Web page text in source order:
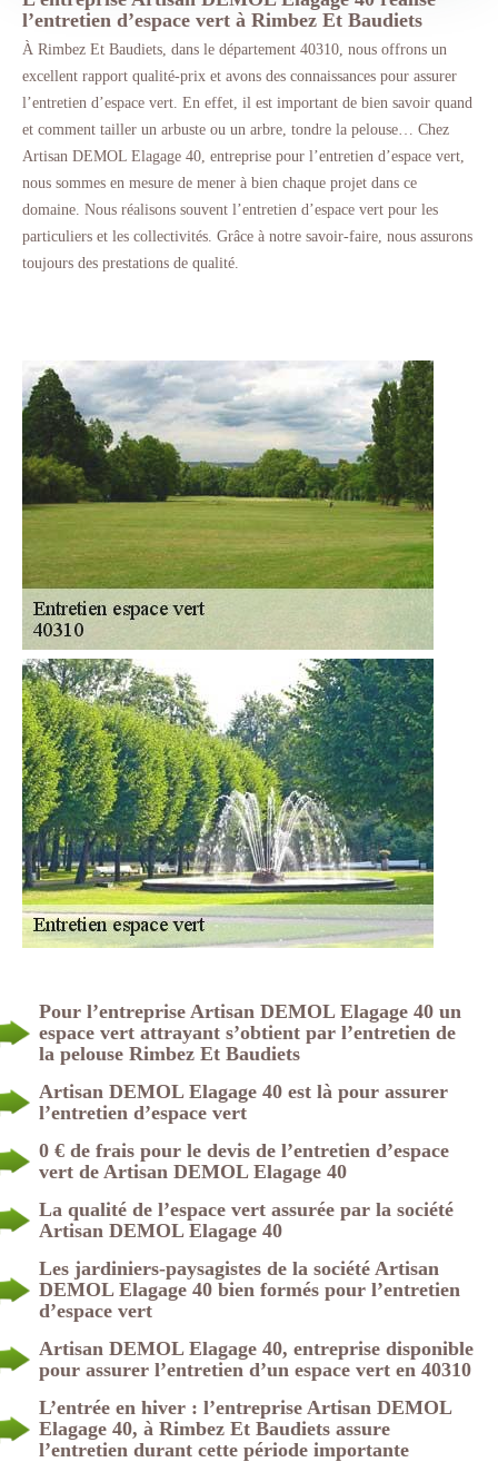
l’entretien d’espace vert à Rimbez Et Baudiets
À Rimbez Et Baudiets, dans le département 40310, nous offrons un
excellent rapport qualité-prix et avons des connaissances pour assurer
l’entretien d’espace vert. En effet, il est important de bien savoir quand
et comment tailler un arbuste ou un arbre, tondre la pelouse… Chez
Artisan DEMOL Elagage 40, entreprise pour l’entretien d’espace vert,
nous sommes en mesure de mener à bien chaque projet dans ce
domaine. Nous réalisons souvent l’entretien d’espace vert pour les
particuliers et les collectivités. Grâce à notre savoir-faire, nous assurons
toujours des prestations de qualité.
Pour l’entreprise Artisan DEMOL Elagage 40 un
espace vert attrayant s’obtient par l’entretien de
la pelouse Rimbez Et Baudiets
Artisan DEMOL Elagage 40 est là pour assurer
l’entretien d’espace vert
0 € de frais pour le devis de l’entretien d’espace
vert de Artisan DEMOL Elagage 40
La qualité de l’espace vert assurée par la société
Artisan DEMOL Elagage 40
Les jardiniers-paysagistes de la société Artisan
DEMOL Elagage 40 bien formés pour l’entretien
d’espace vert
Artisan DEMOL Elagage 40, entreprise disponible
pour assurer l’entretien d’un espace vert en 40310
L’entrée en hiver : l’entreprise Artisan DEMOL
Elagage 40, à Rimbez Et Baudiets assure
l’entretien durant cette période importante